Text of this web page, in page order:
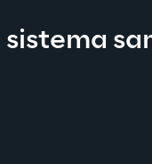
sistema